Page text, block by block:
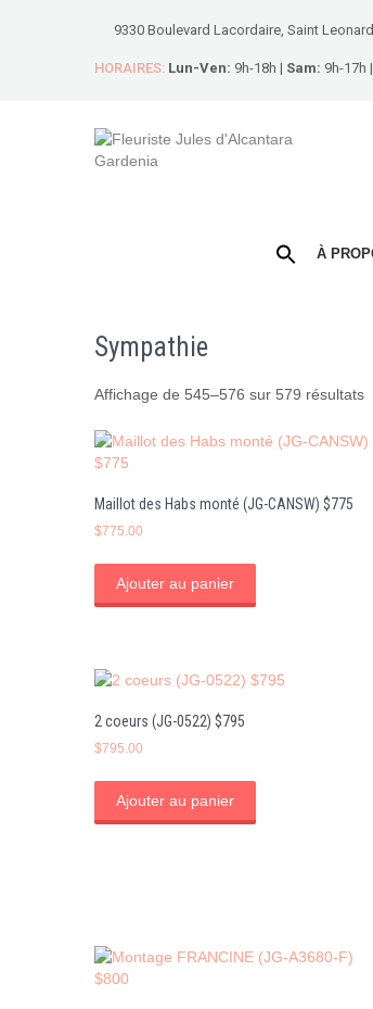
9330 Boulevard Lacordaire, Saint
HORAIRES: Lun-Ven: 9h-18h | Sam: 9h-17h |
À
Sympathie
Affichage de 545–576 sur 579 résultats
Maillot des Habs monté (JG-CANSW) $775
$775.00
Ajouter au panier
2 coeurs (JG-0522) $795
$795.00
Ajouter au panier